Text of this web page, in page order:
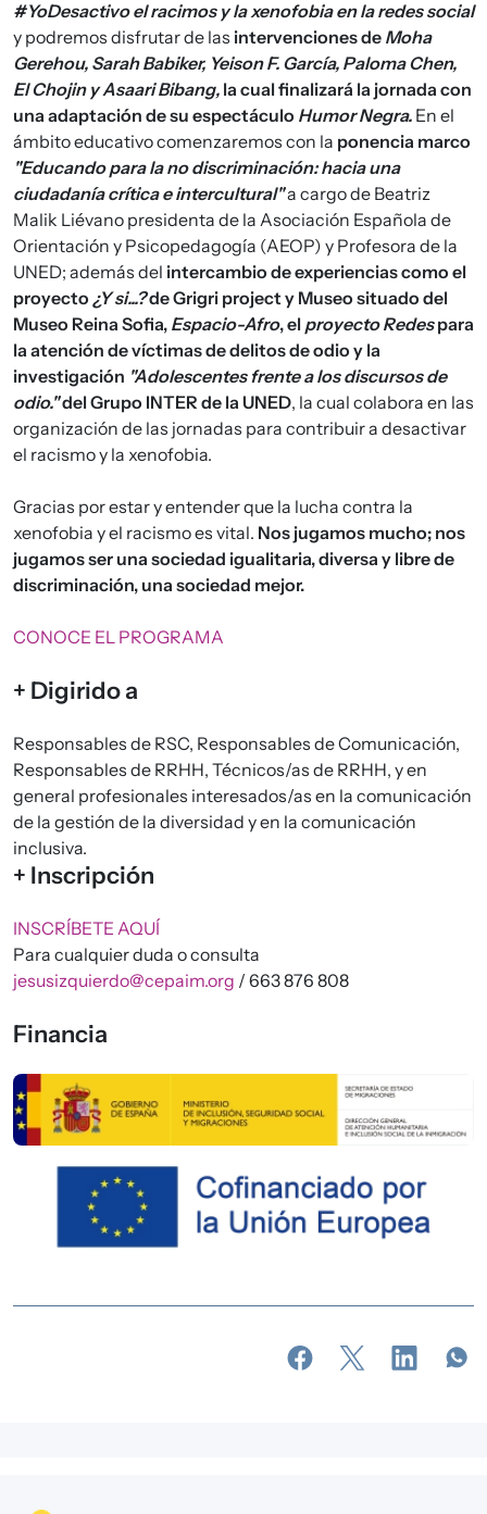
#YoDesactivo el racimos y la xenofobia en la redes social
y podremos disfrutar de las intervenciones de Moha
Gerehou, Sarah Babiker, Yeison F. García, Paloma Chen,
El Chojin y Asaari Bibang, la cual finalizará la jornada con
una adaptación de su espectáculo Humor Negra. En el
ámbito educativo comenzaremos con la ponencia marco
"Educando para la no discriminación: hacia una
ciudadanía crítica e intercultural"a cargo de Beatriz
Malik Liévano presidenta de la Asociación Española de
Orientación y Psicopedagogía (AEOP) y Profesora de la
UNED; además del intercambio de experiencias como el
proyecto ¿Y si...?de Grigri project y Museo situado del
Museo Reina Sofia, Espacio-Afro, el proyecto Redespara
la atención de víctimas de delitos de odio y la
investigación "Adolescentes frente a los discursos de
odio."del Grupo INTER de la UNED, la cual colabora en las
organización de las jornadas para contribuir a desactivar
el racismo y la xenofobia.
Gracias por estar y entender que la lucha contra la
xenofobia y el racismo es vital. Nos jugamos mucho; nos
jugamos ser una sociedad igualitaria, diversa y libre de
discriminación, una sociedad mejor.
CONOCE EL PROGRAMA
+ Digirido a
Responsables de RSC, Responsables de Comunicación,
Responsables de RRHH, Técnicos/as de RRHH, y en
general profesionales interesados/as en la comunicación
de la gestión de la diversidad y en la comunicación
inclusiva.
+ Inscripción
INSCRÍBETE AQUÍ
Para cualquier duda o consulta
jesusizquierdo@cepaim.org / 663 876 808
Financia
Imagen